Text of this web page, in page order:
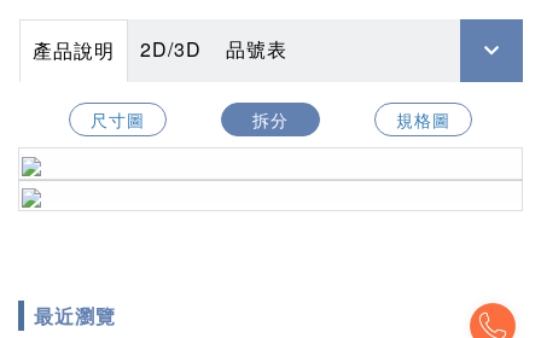
產品說明 2D/3D 品號表
尺寸圖 拆分 規格圖
最近瀏覽